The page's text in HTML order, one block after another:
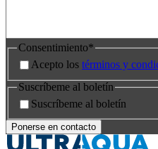
Consentimiento*
Acepto los términos y
Suscríbeme al boletín
Suscríbeme al boletín